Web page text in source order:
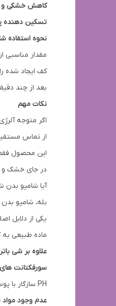
کاهش خشکی و
تسکین
نحوه استفاده
مقدار مناسبی
کف ایجاد شده
بعد از چند
نکات مهم
اگر متوجه
از تماس
این محصول
در جای خشک و
آیا شامپو
بله، شامپو
یکی از دلایل
ماده طبیعی
علاوه بر شی
سورفکتانت
PH سازگار با پوست: PH این شامپو به گونه ای تنظیم می شود که با PH طبیعی پوست سازگار بوده و از ایجاد حساسیت جلوگیری می کند.
عدم وجود